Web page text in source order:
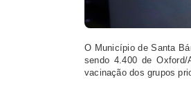
O Município de Santa
sendo 4.400 de
vacinação dos grupos